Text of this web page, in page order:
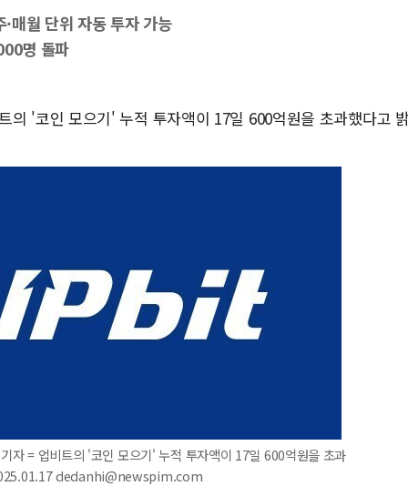
우크라 드론 전술, 중
주한미군 "오산기지 누
해군과 함께하는 '불금전
강원도 폭염특보 11일
매월 단위 자동 투자 가능
명 돌파
의 '코인 모으기' 누적 투자액이 17일 600억원을 초과했다고
자 = 업비트의 '코인 모으기' 누적 투자액이 17일 600억원을 초과
dedanhi@newspim.com